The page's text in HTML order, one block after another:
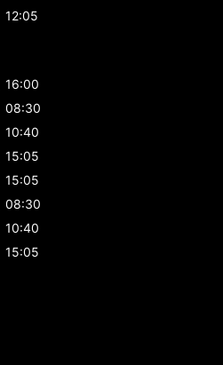
12:05
16:00
08:30
10:40
15:05
15:05
08:30
10:40
15:05